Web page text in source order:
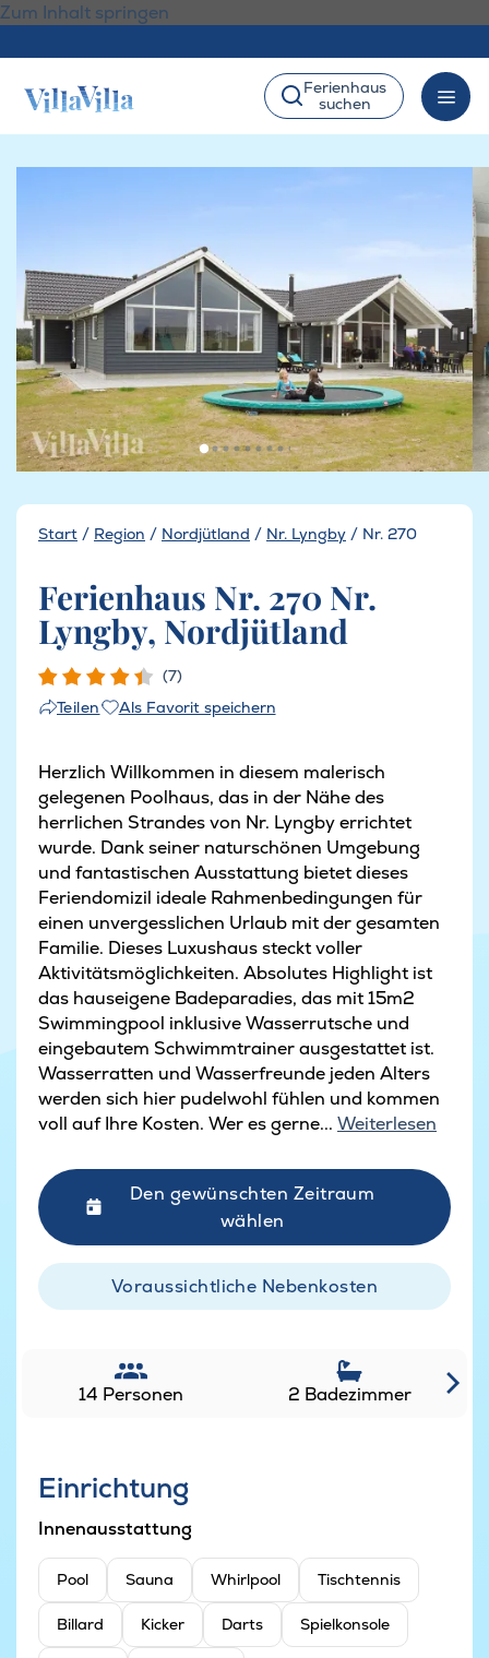
Zum Inhalt springen
Ferienhaus
suchen
Start / Region / Nordjütland / Nr. Lyngby / Nr. 270
Ferienhaus Nr. 270 Nr.
Lyngby, Nordjütland
(7)
Teilen
Als Favorit speichern
Herzlich Willkommen in diesem malerisch
gelegenen Poolhaus, das in der Nähe des
herrlichen Strandes von Nr. Lyngby errichtet
wurde. Dank seiner naturschönen Umgebung
und fantastischen Ausstattung bietet dieses
Feriendomizil ideale Rahmenbedingungen für
einen unvergesslichen Urlaub mit der gesamten
Familie. Dieses Luxushaus steckt voller
Aktivitätsmöglichkeiten. Absolutes Highlight ist
das hauseigene Badeparadies, das mit 15m2
Swimmingpool inklusive Wasserrutsche und
eingebautem Schwimmtrainer ausgestattet ist.
Wasserratten und Wasserfreunde jeden Alters
werden sich hier pudelwohl fühlen und kommen
voll auf Ihre Kosten. Wer es gerne... Weiterlesen
Den gewünschten Zeitraum
wählen
Voraussichtliche Nebenkosten
14 Personen 2 Badezimmer
Einrichtung
Innenausstattung
Pool Sauna Whirlpool Tischtennis
Billard Kicker Darts Spielkonsole